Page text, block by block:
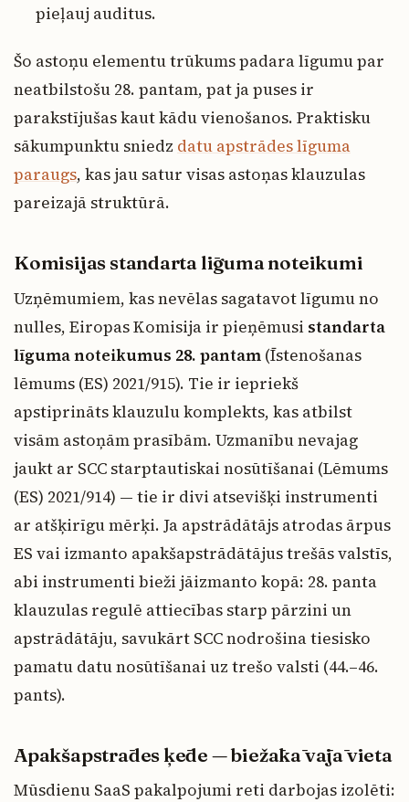
pieļauj auditus.
Šo astoņu elementu trūkums padara līgumu par
neatbilstošu 28. pantam, pat ja puses ir
parakstījušas kaut kādu vienošanos. Praktisku
sākumpunktu sniedz datu apstrādes līguma
paraugs, kas jau satur visas astoņas klauzulas
pareizajā struktūrā.
Komisijas standarta līguma noteikumi
Uzņēmumiem, kas nevēlas sagatavot līgumu no
nulles, Eiropas Komisija ir pieņēmusi standarta
līguma noteikumus 28. pantam (Īstenošanas
lēmums (ES) 2021/915). Tie ir iepriekš
apstiprināts klauzulu komplekts, kas atbilst
visām astoņām prasībām. Uzmanību nevajag
jaukt ar SCC starptautiskai nosūtīšanai (Lēmums
(ES) 2021/914) — tie ir divi atsevišķi instrumenti
ar atšķirīgu mērķi. Ja apstrādātājs atrodas ārpus
ES vai izmanto apakšapstrādātājus trešās valstīs,
abi instrumenti bieži jāizmanto kopā: 28. panta
klauzulas regulē attiecības starp pārzini un
apstrādātāju, savukārt SCC nodrošina tiesisko
pamatu datu nosūtīšanai uz trešo valsti (44.–46.
pants).
Apakšapstrādes ķēde — biežākā vājā vieta
Mūsdienu SaaS pakalpojumi reti darbojas izolēti: